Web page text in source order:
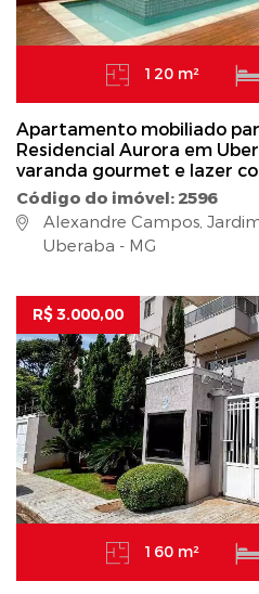
120 m²
Apartamento mobiliado
Residencial Aurora em
varanda gourmet e lazer
Código do imóvel: 2596
Alexandre Campos,
Uberaba - MG
R$ 3.000,00
160 m²